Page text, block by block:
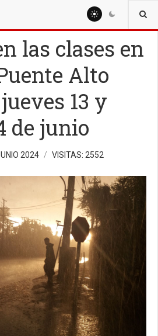
las clases en
Alto
13 y
de junio
2024 VISITAS: 2552